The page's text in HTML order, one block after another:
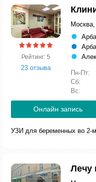
Рейтинг: 5
23 отзыва
Пн-Пт:
Сб:
Вс:
Онлайн запись
УЗИ для беременных во 2-
Лечу